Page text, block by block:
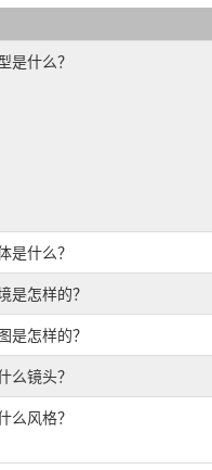
是什么？
是什么？
是怎样的？
是怎样的？
么镜头？
么风格？